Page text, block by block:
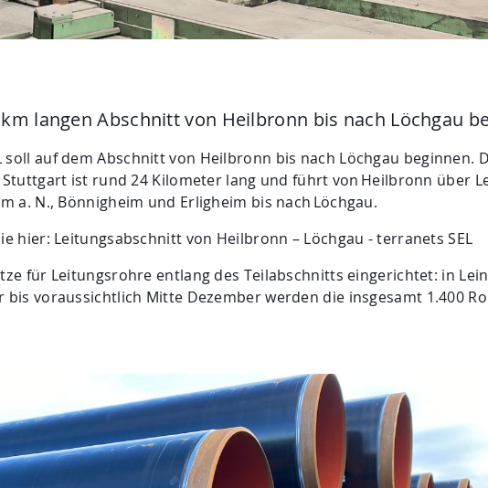
langen Abschnitt von Heilbronn bis nach Löchgau
auf dem Abschnitt von Heilbronn bis nach Löchgau beginnen.
ist rund 24 Kilometer lang und führt von Heilbronn über
a. N., Bönnigheim und Erligheim bis nach Löchgau.
hier: Leitungsabschnitt von Heilbronn – Löchgau - terranets SEL
für Leitungsrohre entlang des Teilabschnitts eingerichtet: in
bis voraussichtlich Mitte Dezember werden die insgesamt 1.400